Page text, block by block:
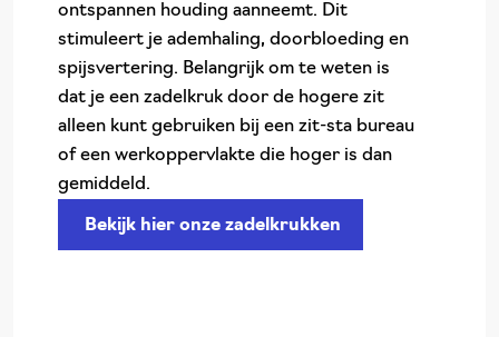
ontspannen houding aanneemt. Dit
stimuleert je ademhaling, doorbloeding en
spijsvertering. Belangrijk om te weten is
dat je een zadelkruk door de hogere zit
alleen kunt gebruiken bij een zit-sta bureau
of een werkoppervlakte die hoger is dan
gemiddeld.
Bekijk hier onze zadelkrukken